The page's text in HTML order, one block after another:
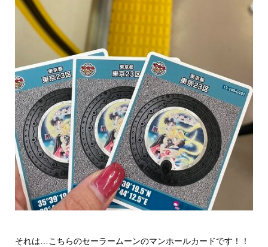
それは…こちらのセーラームーンのマンホールカードです！！